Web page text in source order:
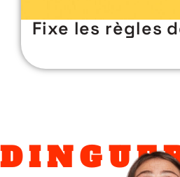
Fixe les règles